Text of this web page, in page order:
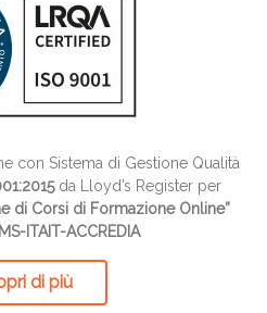
con Sistema di Gestione Qualità
da Lloyd’s Register per
di Corsi di Formazione Online”
ITAIT-ACCREDIA
di più